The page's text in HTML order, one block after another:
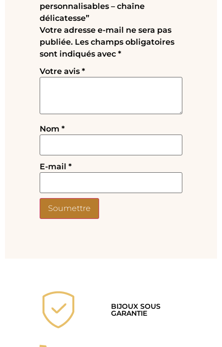
personnalisables – chaîne
délicatesse”
Votre adresse e-mail ne sera pas
publiée. Les champs obligatoires
sont indiqués avec *
Votre avis *
Nom *
E-mail *
BIJOUX SOUS
GARANTIE